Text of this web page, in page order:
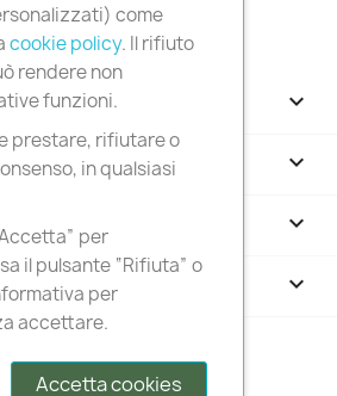



keyboard_arrow_down
Follow us
come
cookie policy. Il rifiuto
rendere non
funzioni.
prestare, rifiutare o
in qualsiasi
per
il pulsante “Rifiuta” o
per
accettare.
Accetta cookies